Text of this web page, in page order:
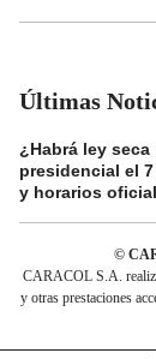
Últimas
¿Habrá ley
presidencial el
y horarios
©
CARACOL S.A.
y otras prestaciones